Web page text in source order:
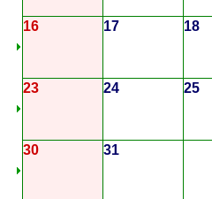
16 17 18
23 24 25
30 31